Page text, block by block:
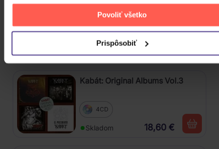
Povoliť všetko
Prispôsobiť
Harlej: Best Of 30 let (2006 -
2025) Part 2
CD
Skladom 12,20 €
Kabát: Original Albums Vol.3
4CD
Skladom 18,60 €